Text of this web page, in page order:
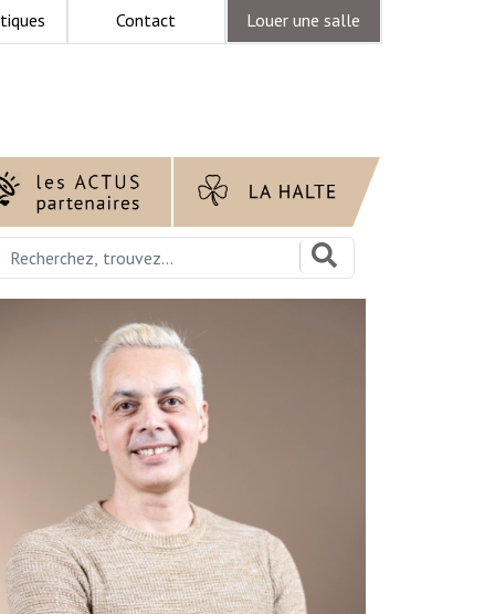
Contact Louer une salle